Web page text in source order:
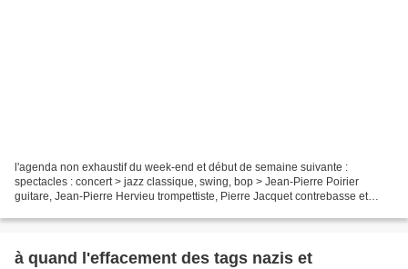
l'agenda non exhaustif du week-end et début de semaine suivante :
spectacles : concert > jazz classique, swing, bop > Jean-Pierre Poirier
guitare, Jean-Pierre Hervieu trompettiste, Pierre Jacquet contrebasse et
à quand l'effacement des tags nazis et